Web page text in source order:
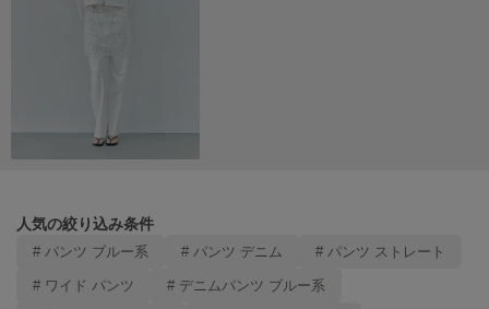
レスポートサック
LILY BROWN Lingerie
人気の絞り込み条件
# パンツ ブルー系 # パンツ デニム # パンツ ストレート
# ワイド パンツ # デニムパンツ ブルー系